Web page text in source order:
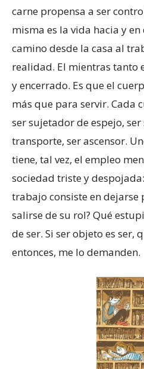
carne propensa a ser
misma es la vida hacia y
camino desde la casa al
realidad. El mientras tanto
y encerrado. Es que el
más que para servir. Cada
ser sujetador de espejo,
transporte, ser ascensor.
tiene, tal vez, el empleo
sociedad triste y
trabajo consiste en dejarse
salirse de su rol? Qué
de ser. Si ser objeto es ser,
entonces, me lo demanden.